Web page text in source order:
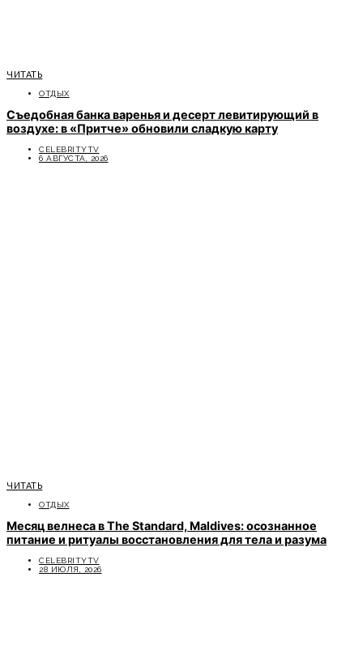
ЧИТАТЬ
ОТДЫХ
Съедобная банка варенья и десерт левитирующий в
воздухе: в «Притче» обновили сладкую карту
CELEBRITYTV
6 АВГУСТА, 2026
ЧИТАТЬ
ОТДЫХ
Месяц велнеса в The Standard, Maldives: осознанное
питание и ритуалы восстановления для тела и разума
CELEBRITYTV
28 ИЮЛЯ, 2026